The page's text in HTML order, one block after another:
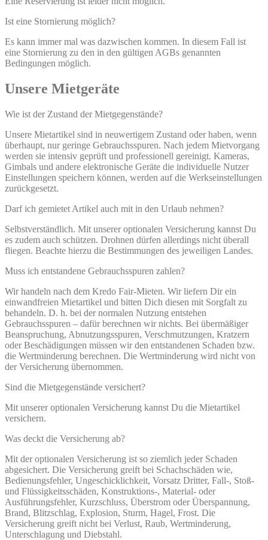
Ist eine Stornierung möglich?
Es kann immer mal was dazwischen kommen. In diesem Fall ist
eine Stornierung zu den in den gültigen AGBs genannten
Bedingungen möglich.
Unsere Mietgeräte
Wie ist der Zustand der Mietgegenstände?
Unsere Mietartikel sind in neuwertigem Zustand oder haben, wenn
überhaupt, nur geringe Gebrauchsspuren. Nach jedem Mietvorgang
werden sie intensiv geprüft und professionell gereinigt. Kameras,
Gimbals und andere elektronische Geräte die individuelle Nutzer
Einstellungen speichern können, werden auf die Werkseinstellungen
zurückgesetzt.
Darf ich gemietet Artikel auch mit in den Urlaub nehmen?
Selbstverständlich. Mit unserer optionalen Versicherung kannst Du
es zudem auch schützen. Drohnen dürfen allerdings nicht überall
fliegen. Beachte hierzu die Bestimmungen des jeweiligen Landes.
Muss ich entstandene Gebrauchsspuren zahlen?
Wir handeln nach dem Kredo Fair-Mieten. Wir liefern Dir ein
einwandfreien Mietartikel und bitten Dich diesen mit Sorgfalt zu
behandeln. D. h. bei der normalen Nutzung entstehen
Gebrauchsspuren – dafür berechnen wir nichts. Bei übermäßiger
Beanspruchung, Abnutzungsspuren, Verschmutzungen, Kratzern
oder Beschädigungen müssen wir den entstandenen Schaden bzw.
die Wertminderung berechnen. Die Wertminderung wird nicht von
der Versicherung übernommen.
Sind die Mietgegenstände versichert?
Mit unserer optionalen Versicherung kannst Du die Mietartikel
versichern.
Was deckt die Versicherung ab?
Mit der optionalen Versicherung ist so ziemlich jeder Schaden
abgesichert. Die Versicherung greift bei Schachschäden wie,
Bedienungsfehler, Ungeschicklichkeit, Vorsatz Dritter, Fall-, Stoß-
und Flüssigkeitsschäden, Konstruktions-, Material- oder
Ausführungsfehler, Kurzschluss, Überstrom oder Überspannung,
Brand, Blitzschlag, Explosion, Sturm, Hagel, Frost. Die
Versicherung greift nicht bei Verlust, Raub, Wertminderung,
Unterschlagung und Diebstahl.